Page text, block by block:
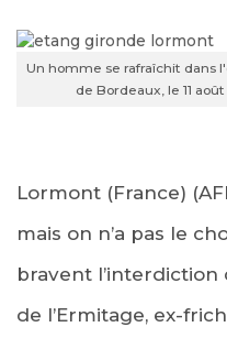
Un homme se rafraîchit dans
de Bordeaux, le 11
Lormont (France)
mais on n’a pas le
bravent l’interdiction
de l’Ermitage, ex-